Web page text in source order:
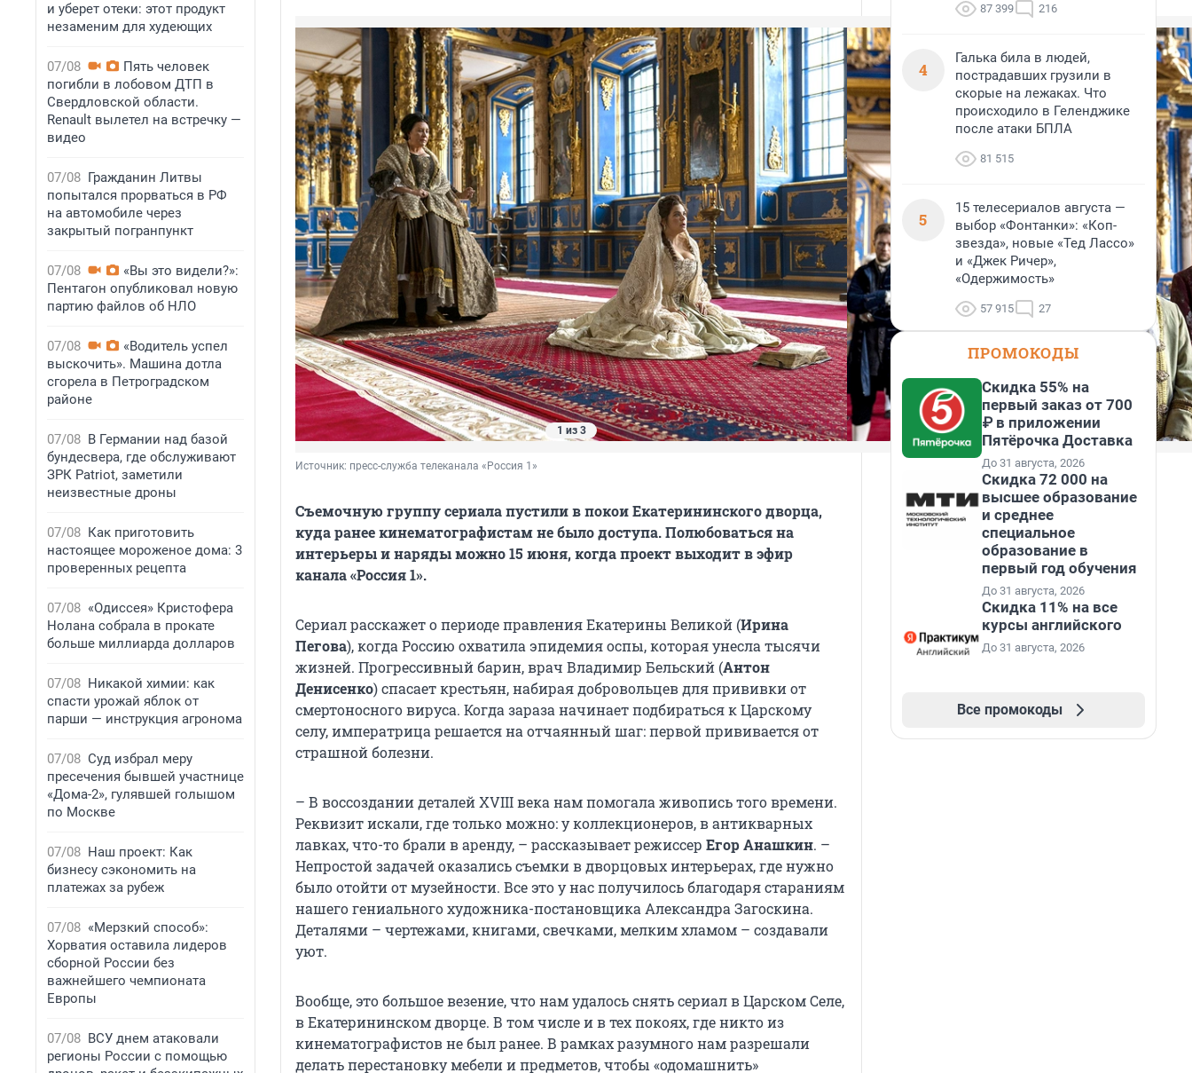
и уберет отеки: этот продукт
незаменим для худеющих
07/08
Пять человек
погибли в лобовом ДТП в
Свердловской области.
Renault вылетел на встречку —
видео
07/08 Гражданин Литвы
попытался прорваться в РФ
на автомобиле через
закрытый погранпункт
07/08
«Вы это видели?»:
Пентагон опубликовал новую
партию файлов об НЛО
07/08
«Водитель успел
выскочить». Машина дотла
сгорела в Петроградском
районе
07/08 В Германии над базой
бундесвера, где обслуживают
ЗРК Patriot, заметили
неизвестные дроны
07/08 Как приготовить
настоящее мороженое дома: 3
проверенных рецепта
07/08 «Одиссея» Кристофера
Нолана собрала в прокате
больше миллиарда долларов
07/08 Никакой химии: как
спасти урожай яблок от
парши — инструкция агронома
07/08 Суд избрал меру
пресечения бывшей участнице
«Дома-2», гулявшей голышом
по Москве
07/08 Наш проект: Как
бизнесу сэкономить на
платежах за рубеж
07/08 «Мерзкий способ»:
Хорватия оставила лидеров
сборной России без
важнейшего чемпионата
Европы
07/08 ВСУ днем атаковали
регионы России с помощью
1 из 3
Источник: пресс-служба телеканала «Россия 1»
Съемочную группу сериала пустили в покои Екатерининского дворца,
куда ранее кинематографистам не было доступа. Полюбоваться на
интерьеры и наряды можно 15 июня, когда проект выходит в эфир
канала «Россия 1».
Сериал расскажет о периоде правления Екатерины Великой (Ирина
Пегова), когда Россию охватила эпидемия оспы, которая унесла тысячи
жизней. Прогрессивный барин, врач Владимир Бельский (Антон
Денисенко) спасает крестьян, набирая добровольцев для прививки от
смертоносного вируса. Когда зараза начинает подбираться к Царскому
селу, императрица решается на отчаянный шаг: первой прививается от
страшной болезни.
– В воссоздании деталей XVIII века нам помогала живопись того времени.
Реквизит искали, где только можно: у коллекционеров, в антикварных
лавках, что-то брали в аренду, – рассказывает режиссер Егор Анашкин. –
Непростой задачей оказались съемки в дворцовых интерьерах, где нужно
было отойти от музейности. Все это у нас получилось благодаря стараниям
нашего гениального художника-постановщика Александра Загоскина.
Деталями – чертежами, книгами, свечками, мелким хламом – создавали
уют.
Вообще, это большое везение, что нам удалось снять сериал в Царском Селе,
в Екатерининском дворце. В том числе и в тех покоях, где никто из
кинематографистов не был ранее. В рамках разумного нам разрешали
делать перестановку мебели и предметов, чтобы «одомашнить»
87 399 216
4
Галька била в людей,
пострадавших грузили в
скорые на лежаках. Что
происходило в Геленджике
после атаки БПЛА
81 515
5
15 телесериалов августа —
выбор «Фонтанки»: «Коп-
звезда», новые «Тед Лассо»
и «Джек Ричер»,
«Одержимость»
57 915 27
ПРОМОКОДЫ
Скидка 55% на
первый заказ от 700
₽ в приложении
Пятёрочка Доставка
До 31 августа, 2026
Скидка 72 000 на
высшее образование
и среднее
специальное
образование в
первый год обучения
До 31 августа, 2026
Скидка 11% на все
курсы английского
До 31 августа, 2026
Все промокоды